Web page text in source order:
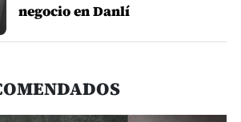
negocio en Danlí